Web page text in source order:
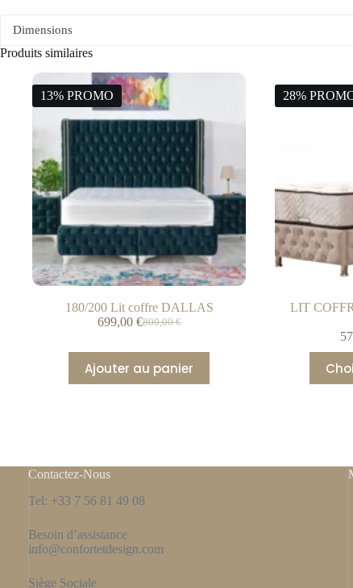
Dimensions
Produits similaires
13% PROMO
180/200 Lit coffre DALLAS
800,00€
699,00 €
Ajouter au panier
28%
LIT
Contactez-Nous
Tel: +33 7 56 81 49 08
Besoin d’assistance
info@confortetdesign.com
Siège Sociale